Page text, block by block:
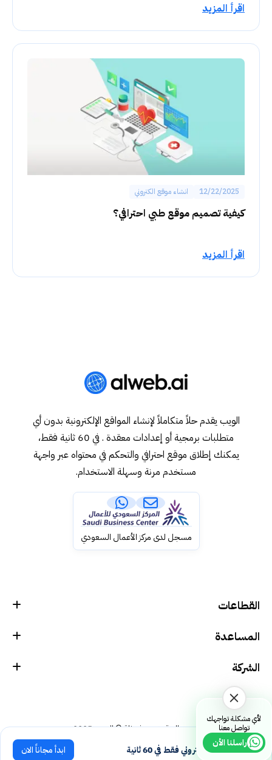
انشئ موقعك الإلكتروني فقط في 60 ثانية ابدأ مجاناً الان
اقرأ المزيد
12/22/2025 انشاء موقع الكتروني
كيفية تصميم موقع طبي احترافي؟
اقرأ المزيد
الويب يقدم حلاً متكاملاً لإنشاء المواقع الإلكترونية بدون أي
متطلبات برمجية أو إعدادات معقدة . في 60 ثانية فقط،
يمكنك إطلاق موقع احترافي والتحكم في محتواه عبر واجهة
مستخدم مرنة وسهلة الاستخدام.
مسجل لدى مركز الأعمال السعودي
القطاعات
المساعدة
الشركة
جميع الحقوق محفوظة © الويب 2025
لأي مشكلة تواجهك
تواصل معنا
راسلنا الأن